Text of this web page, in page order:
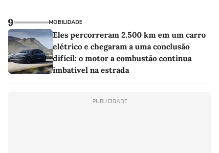
9 MOBILIDADE
Eles percorreram 2.500 km em um carro
elétrico e chegaram a uma conclusão
difícil: o motor a combustão continua
imbatível na estrada
PUBLICIDADE